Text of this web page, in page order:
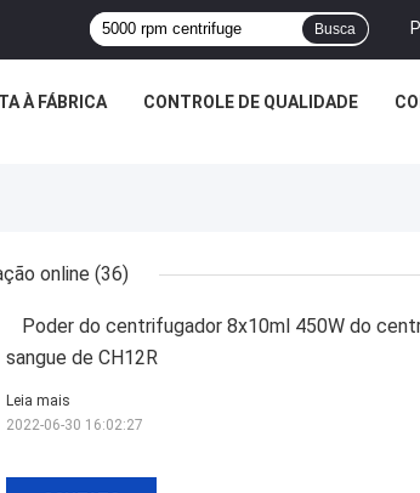
Busca
À FÁBRICA CONTROLE DE QUALIDADE
online (36)
Poder do centrifugador 8x10ml 450W do
sangue de CH12R
Leia mais
2022-06-30 16:02:27